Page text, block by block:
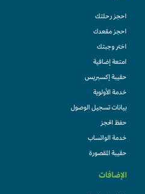
احجز رحلتك
احجز مقعدك
اختر وجبتك
امتعة إضافية
حقيبة إكسبريس
خدمة الأولوية
بيانات تسجيل الوصول
حفظ الحجز
خدمة الواتساب
حقيبة المقصورة
الإضافات